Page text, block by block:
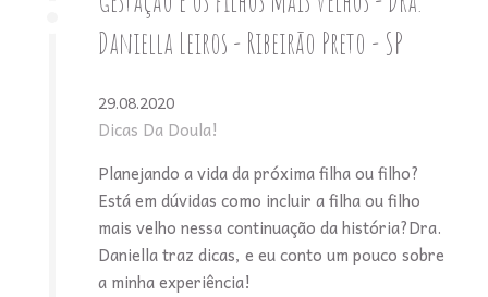
Daniella Leiros - Ribeirão Preto - SP
29.08.2020
Dicas Da Doula!
Planejando a vida da próxima filha ou filho?
Está em dúvidas como incluir a filha ou filho
mais velho nessa continuação da história?Dra.
Daniella traz dicas, e eu conto um pouco sobre
a minha experiência!